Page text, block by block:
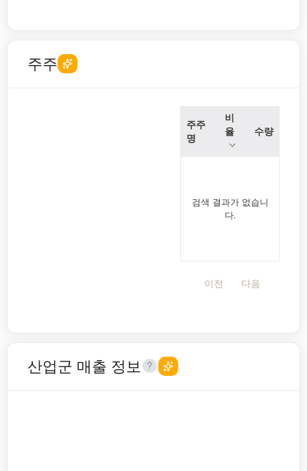
주주
주주
명
비
율
수량
검색 결과가 없습니
다.
이전 다음
산업군 매출 정보